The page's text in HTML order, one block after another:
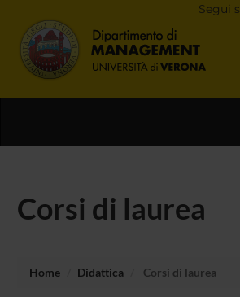
Segui
Corsi di laurea
Home Didattica Corsi di laurea